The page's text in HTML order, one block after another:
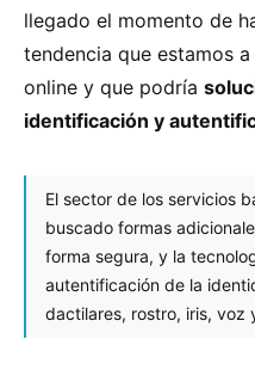
llegado el momento de
tendencia que estamos
online y que podría
identificación y
El sector de los servicios
buscado formas
forma segura, y la
autentificación de la
dactilares, rostro, iris, voz